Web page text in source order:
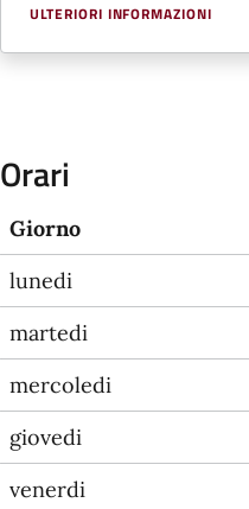
ULTERIORI INFORMAZIONI
Orari
Giorno
lunedi
martedi
mercoledi
giovedi
venerdi